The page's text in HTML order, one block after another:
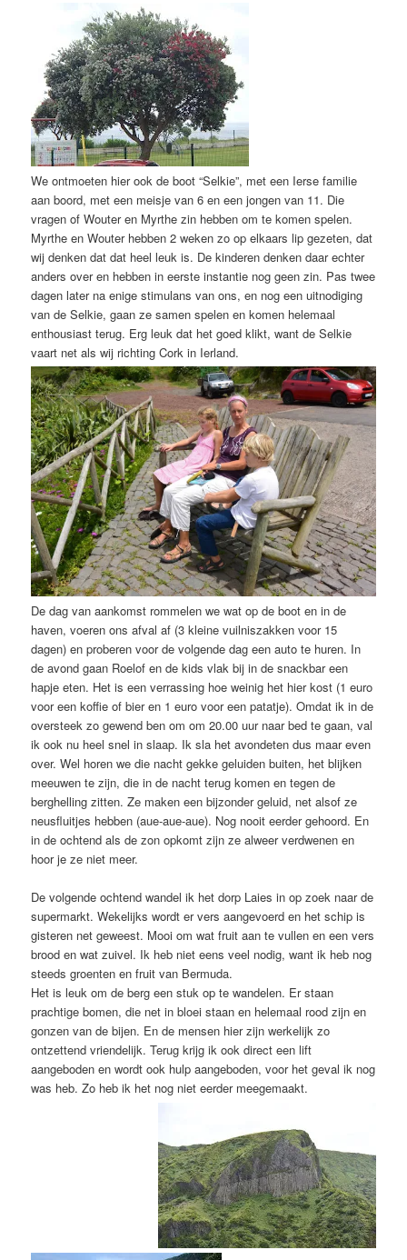
We ontmoeten hier ook de boot “Selkie”, met een Ierse familie
aan boord, met een meisje van 6 en een jongen van 11. Die
vragen of Wouter en Myrthe zin hebben om te komen spelen.
Myrthe en Wouter hebben 2 weken zo op elkaars lip gezeten, dat
wij denken dat dat heel leuk is. De kinderen denken daar echter
anders over en hebben in eerste instantie nog geen zin. Pas twee
dagen later na enige stimulans van ons, en nog een uitnodiging
van de Selkie, gaan ze samen spelen en komen helemaal
enthousiast terug. Erg leuk dat het goed klikt, want de Selkie
vaart net als wij richting Cork in Ierland.
De dag van aankomst rommelen we wat op de boot en in de
haven, voeren ons afval af (3 kleine vuilniszakken voor 15
dagen) en proberen voor de volgende dag een auto te huren. In
de avond gaan Roelof en de kids vlak bij in de snackbar een
hapje eten. Het is een verrassing hoe weinig het hier kost (1 euro
voor een koffie of bier en 1 euro voor een patatje). Omdat ik in de
oversteek zo gewend ben om om 20.00 uur naar bed te gaan, val
ik ook nu heel snel in slaap. Ik sla het avondeten dus maar even
over. Wel horen we die nacht gekke geluiden buiten, het blijken
meeuwen te zijn, die in de nacht terug komen en tegen de
berghelling zitten. Ze maken een bijzonder geluid, net alsof ze
neusfluitjes hebben (aue-aue-aue). Nog nooit eerder gehoord. En
in de ochtend als de zon opkomt zijn ze alweer verdwenen en
hoor je ze niet meer.
De volgende ochtend wandel ik het dorp Laies in op zoek naar de
supermarkt. Wekelijks wordt er vers aangevoerd en het schip is
gisteren net geweest. Mooi om wat fruit aan te vullen en een vers
brood en wat zuivel. Ik heb niet eens veel nodig, want ik heb nog
steeds groenten en fruit van Bermuda.
Het is leuk om de berg een stuk op te wandelen. Er staan
prachtige bomen, die net in bloei staan en helemaal rood zijn en
gonzen van de bijen. En de mensen hier zijn werkelijk zo
ontzettend vriendelijk. Terug krijg ik ook direct een lift
aangeboden en wordt ook hulp aangeboden, voor het geval ik nog
was heb. Zo heb ik het nog niet eerder meegemaakt.